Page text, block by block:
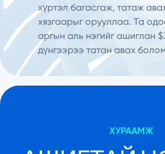
хүртэл багасгаж, татаж
хязгаарыг орууллаа. Та
аргын аль нэгийг ашиглан
дүнгээрээ татан авах
ХУРААМЖ